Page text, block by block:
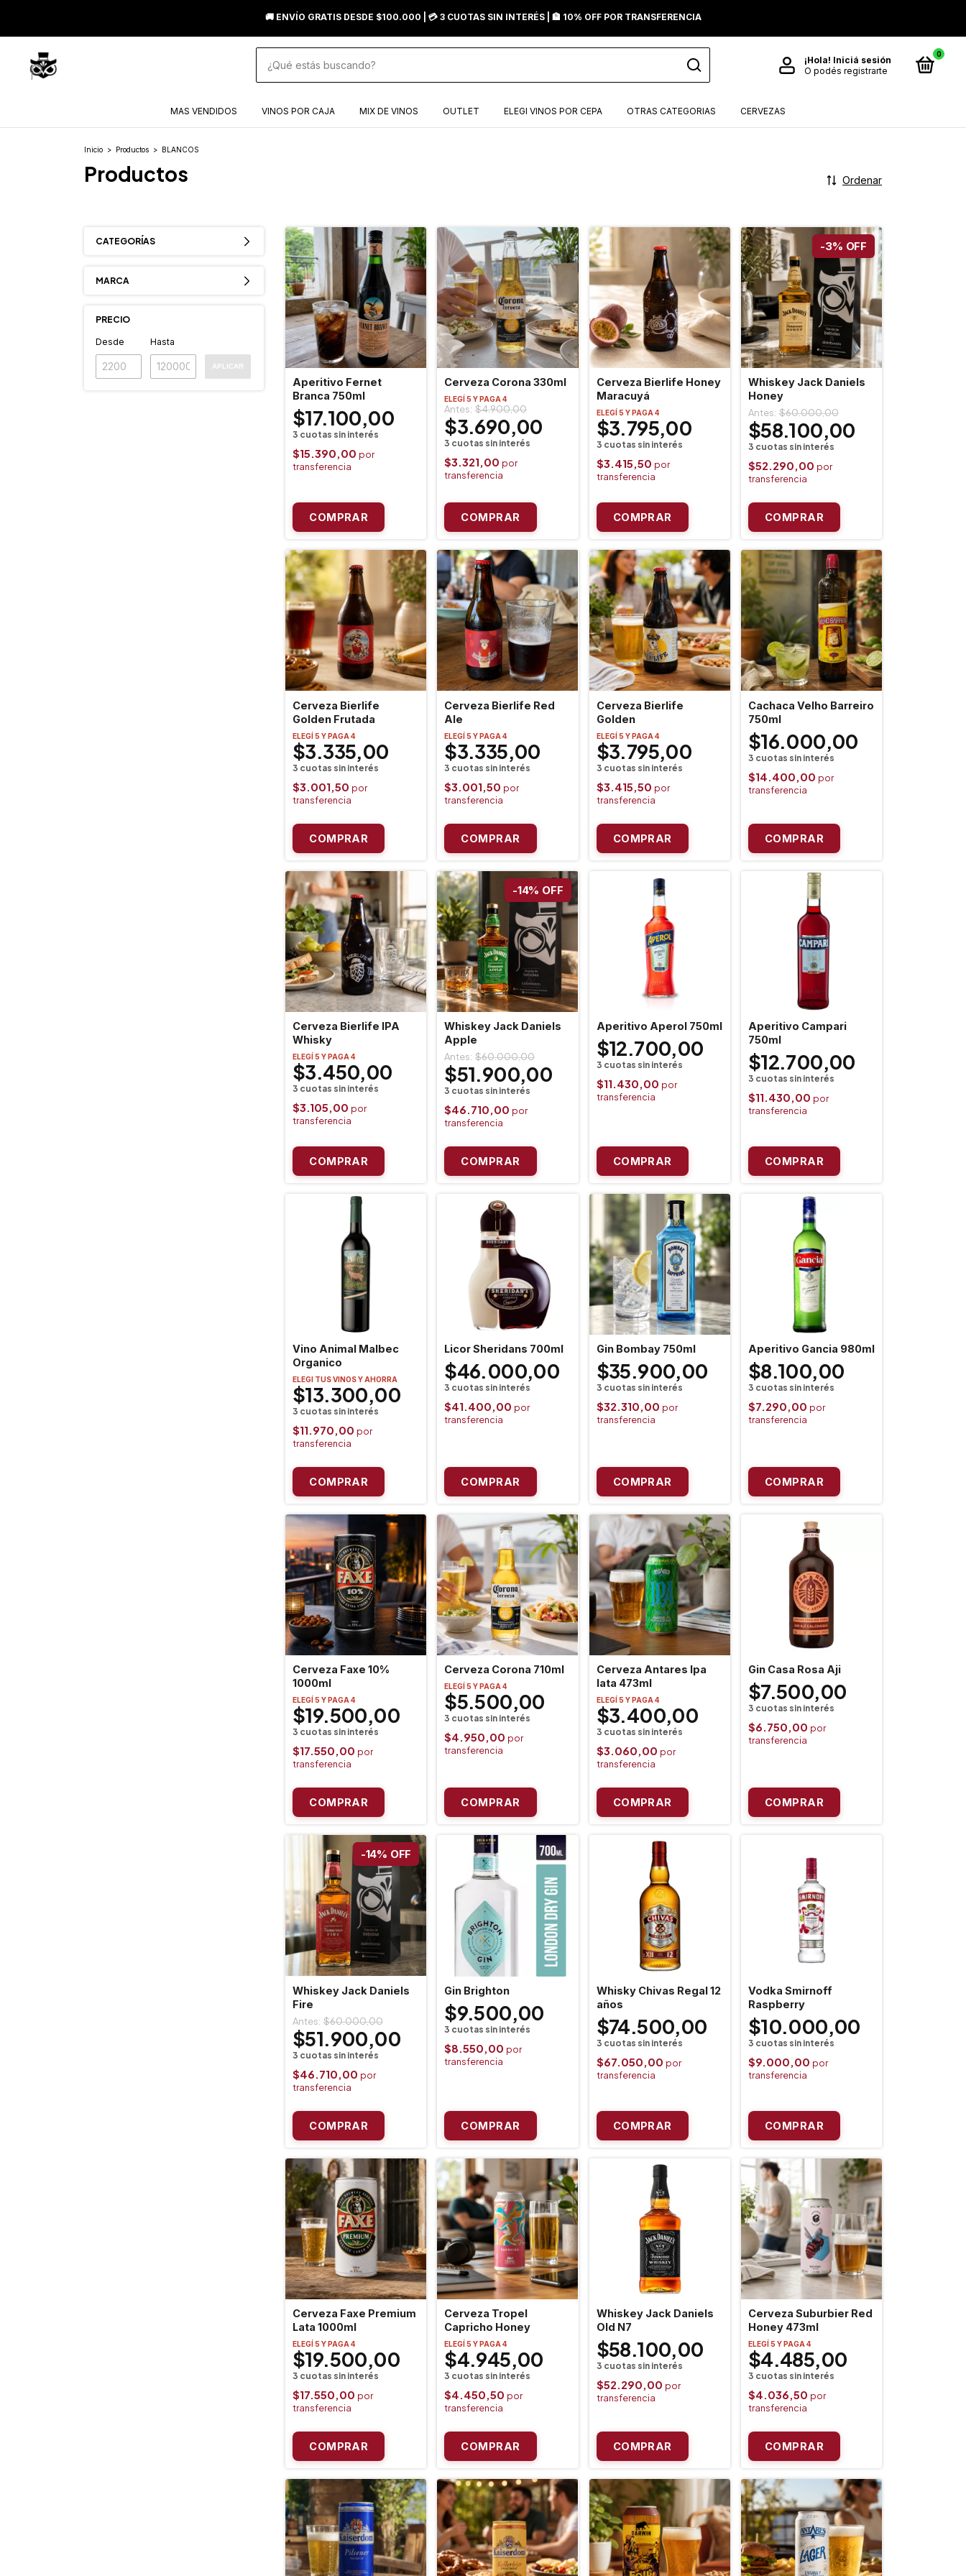
🚚 ENVÍO GRATIS DESDE $100.000 | 💳 3 CUOTAS SIN INTERÉS | 🏦 10% OFF POR TRANSFERENCIA
¡Hola! Iniciá sesión
O podés registrarte
0
MAS VENDIDOS VINOS POR CAJA MIX DE VINOS OUTLET ELEGI VINOS POR CEPA OTRAS CATEGORIAS CERVEZAS
Inicio > Productos > BLANCOS
Productos Ordenar
CATEGORÍAS
MARCA
PRECIO
Desde Hasta
APLICAR
Aperitivo Fernet
Branca 750ml
$17.100,00
$15.390,00
Cerveza Corona 330ml
ELEGÍ 5 Y PAGA 4
$3.690,00
$4.900,00
$3.321,00
Cerveza Bierlife Honey
Maracuyá
ELEGÍ 5 Y PAGA 4
$3.795,00
$3.415,50
Whiskey Jack Daniels
Honey
-3% OFF
$58.100,00
$60.000,00
$52.290,00
Cerveza Bierlife
Golden Frutada
ELEGÍ 5 Y PAGA 4
$3.335,00
$3.001,50
Cerveza Bierlife Red
Ale
ELEGÍ 5 Y PAGA 4
$3.335,00
$3.001,50
Cerveza Bierlife
Golden
ELEGÍ 5 Y PAGA 4
$3.795,00
$3.415,50
Cachaca Velho Barreiro
750ml
$16.000,00
$14.400,00
Cerveza Bierlife IPA
Whisky
ELEGÍ 5 Y PAGA 4
$3.450,00
$3.105,00
Whiskey Jack Daniels
Apple
-14% OFF
$51.900,00
$60.000,00
$46.710,00
Aperitivo Aperol 750ml
$12.700,00
$11.430,00
Aperitivo Campari
750ml
$12.700,00
$11.430,00
Vino Animal Malbec
Organico
ELEGI TUS VINOS Y AHORRA
$13.300,00
$11.970,00
Licor Sheridans 700ml
$46.000,00
$41.400,00
Gin Bombay 750ml
$35.900,00
$32.310,00
Aperitivo Gancia 980ml
$8.100,00
$7.290,00
Cerveza Faxe 10%
1000ml
ELEGÍ 5 Y PAGA 4
$19.500,00
$17.550,00
Cerveza Corona 710ml
ELEGÍ 5 Y PAGA 4
$5.500,00
$4.950,00
Cerveza Antares Ipa
lata 473ml
ELEGÍ 5 Y PAGA 4
$3.400,00
$3.060,00
Gin Casa Rosa Aji
$7.500,00
$6.750,00
Whiskey Jack Daniels
Fire
-14% OFF
$51.900,00
$60.000,00
$46.710,00
Gin Brighton
$9.500,00
$8.550,00
Whisky Chivas Regal 12
años
$74.500,00
$67.050,00
Vodka Smirnoff
Raspberry
$10.000,00
$9.000,00
Cerveza Faxe Premium
Lata 1000ml
ELEGÍ 5 Y PAGA 4
$19.500,00
$17.550,00
Cerveza Tropel
Capricho Honey
ELEGÍ 5 Y PAGA 4
$4.945,00
$4.450,50
Whiskey Jack Daniels
Old N7
$58.100,00
$52.290,00
Cerveza Suburbier Red
Honey 473ml
ELEGÍ 5 Y PAGA 4
$4.485,00
$4.036,50